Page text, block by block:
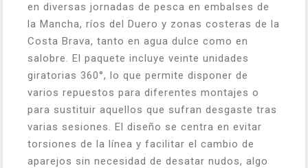
en diversas jornadas de pesca en embalses de
la Mancha, ríos del Duero y zonas costeras de la
Costa Brava, tanto en agua dulce como en
salobre. El paquete incluye veinte unidades
giratorias 360°, lo que permite disponer de
varios repuestos para diferentes montajes o
para sustituir aquellos que sufran desgaste tras
varias sesiones. El diseño se centra en evitar
torsiones de la línea y facilitar el cambio de
aparejos sin necesidad de desatar nudos, algo